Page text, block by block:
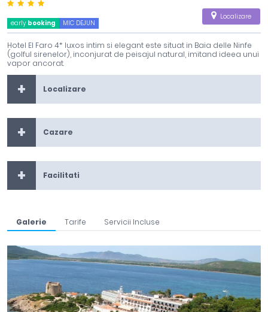
early booking MIC DEJUN
Localizare
Hotel El Faro 4* luxos intim si elegant este situat in Baia delle Ninfe
(golful sirenelor), inconjurat de peisajul natural, imitand ideea unui
vapor ancorat.
Localizare
Cazare
Facilitati
Galerie Tarife Servicii Incluse